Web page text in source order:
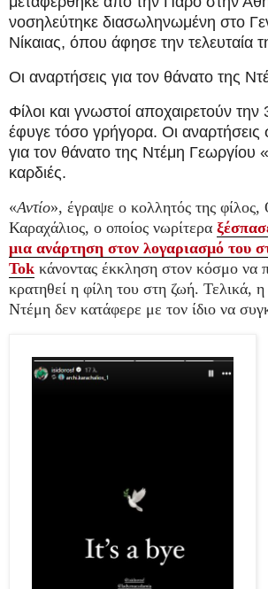
νοσηλεύτηκε διασωληνωμένη στο
Νίκαιας, όπου άφησε την τελευταία
Οι αναρτήσεις για τον θάνατο της
Φίλοι και γνωστοί αποχαιρετούν
έφυγε τόσο γρήγορα. Οι
για τον θάνατο της Ντέμη Γεωργίου
καρδιές.
«Αντίο», έγραψε ο κολλητός της
Καραχάλιος, ο οποίος νωρίτερα
μια ανάρτηση στον λογαριασμό του
Tok κάνοντας έκκληση στον κόσμο να
κρατηθεί η φίλη του στη ζωή. Τελικά,
Ντέμη δεν κατάφερε με τον ίδιο να